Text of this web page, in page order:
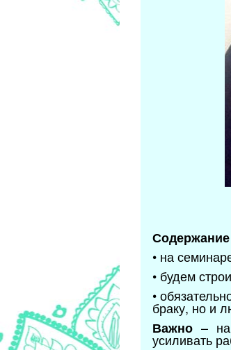
• на
• будем
•
браку, но и
Важно – на
усиливать